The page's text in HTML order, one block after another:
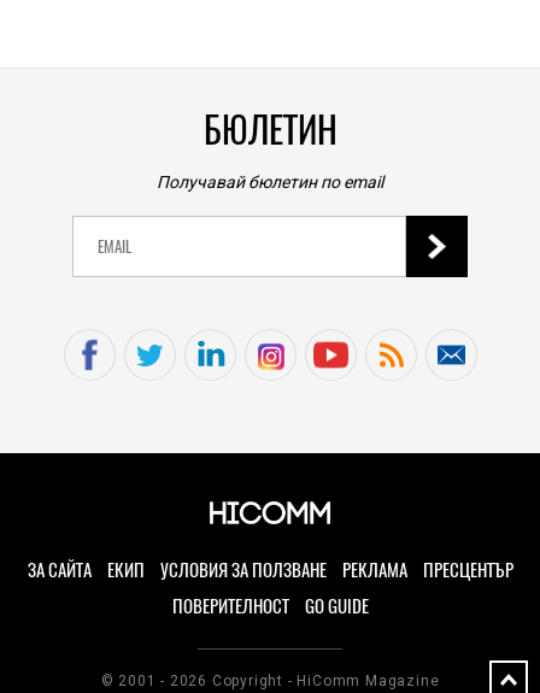
БЮЛЕТИН
Получавай бюлетин по email
ЗА САЙТА ЕКИП УСЛОВИЯ ЗА ПОЛЗВАНЕ РЕКЛАМА
ПРЕСЦЕНТЪР
ПОВЕРИТЕЛНОСТ
GO GUIDE
© 2001 - 2026 Copyright - HiComm Magazine